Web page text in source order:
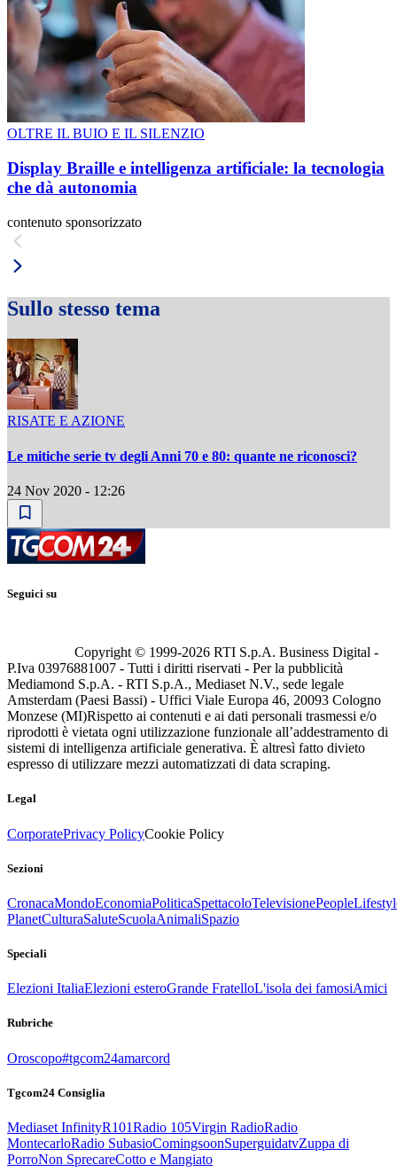
OLTRE IL BUIO E IL SILENZIO
Display Braille e intelligenza artificiale: la tecnologia
che dà autonomia
contenuto sponsorizzato
Sullo stesso tema
RISATE E AZIONE
Le mitiche serie tv degli Anni 70 e 80: quante ne riconosci?
24 Nov 2020 - 12:26
Seguici su
Copyright © 1999-2026 RTI S.p.A. Business Digital -
P.Iva 03976881007 - Tutti i diritti riservati - Per la pubblicità
Mediamond S.p.A. - RTI S.p.A., Mediaset N.V., sede legale
Amsterdam (Paesi Bassi) - Uffici Viale Europa 46, 20093 Cologno
Monzese (MI)Rispetto ai contenuti e ai dati personali trasmessi e/o
riprodotti è vietata ogni utilizzazione funzionale all’addestramento di
sistemi di intelligenza artificiale generativa. È altresì fatto divieto
espresso di utilizzare mezzi automatizzati di data scraping.
Legal
CorporatePrivacy PolicyCookie Policy
Sezioni
CronacaMondoEconomiaPoliticaSpettacoloTelevisionePeople
PlanetCulturaSaluteScuolaAnimaliSpazio
Speciali
Elezioni ItaliaElezioni esteroGrande FratelloL'isola dei famosiAmici
Rubriche
Oroscopo#tgcom24amarcord
Tgcom24 Consiglia
Mediaset InfinityR101Radio 105Virgin RadioRadio
MontecarloRadio SubasioComingsoonSuperguidatvZuppa di
PorroNon SprecareCotto e Mangiato